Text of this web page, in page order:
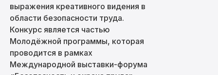
выражения креативного видения в
области безопасности труда.
Конкурс является частью
Молодёжной программы, которая
проводится в рамках
Международной выставки-форума